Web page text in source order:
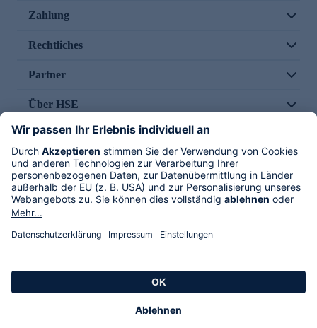
Zahlung
Rechtliches
Partner
Über HSE
Im TV
HSE International